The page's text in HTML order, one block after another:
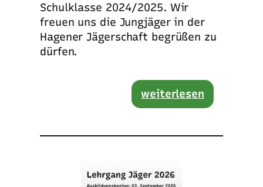
Schulklasse 2024/2025. Wir
freuen uns die Jungjäger in der
Hagener Jägerschaft begrüßen zu
dürfen.
weiterlesen